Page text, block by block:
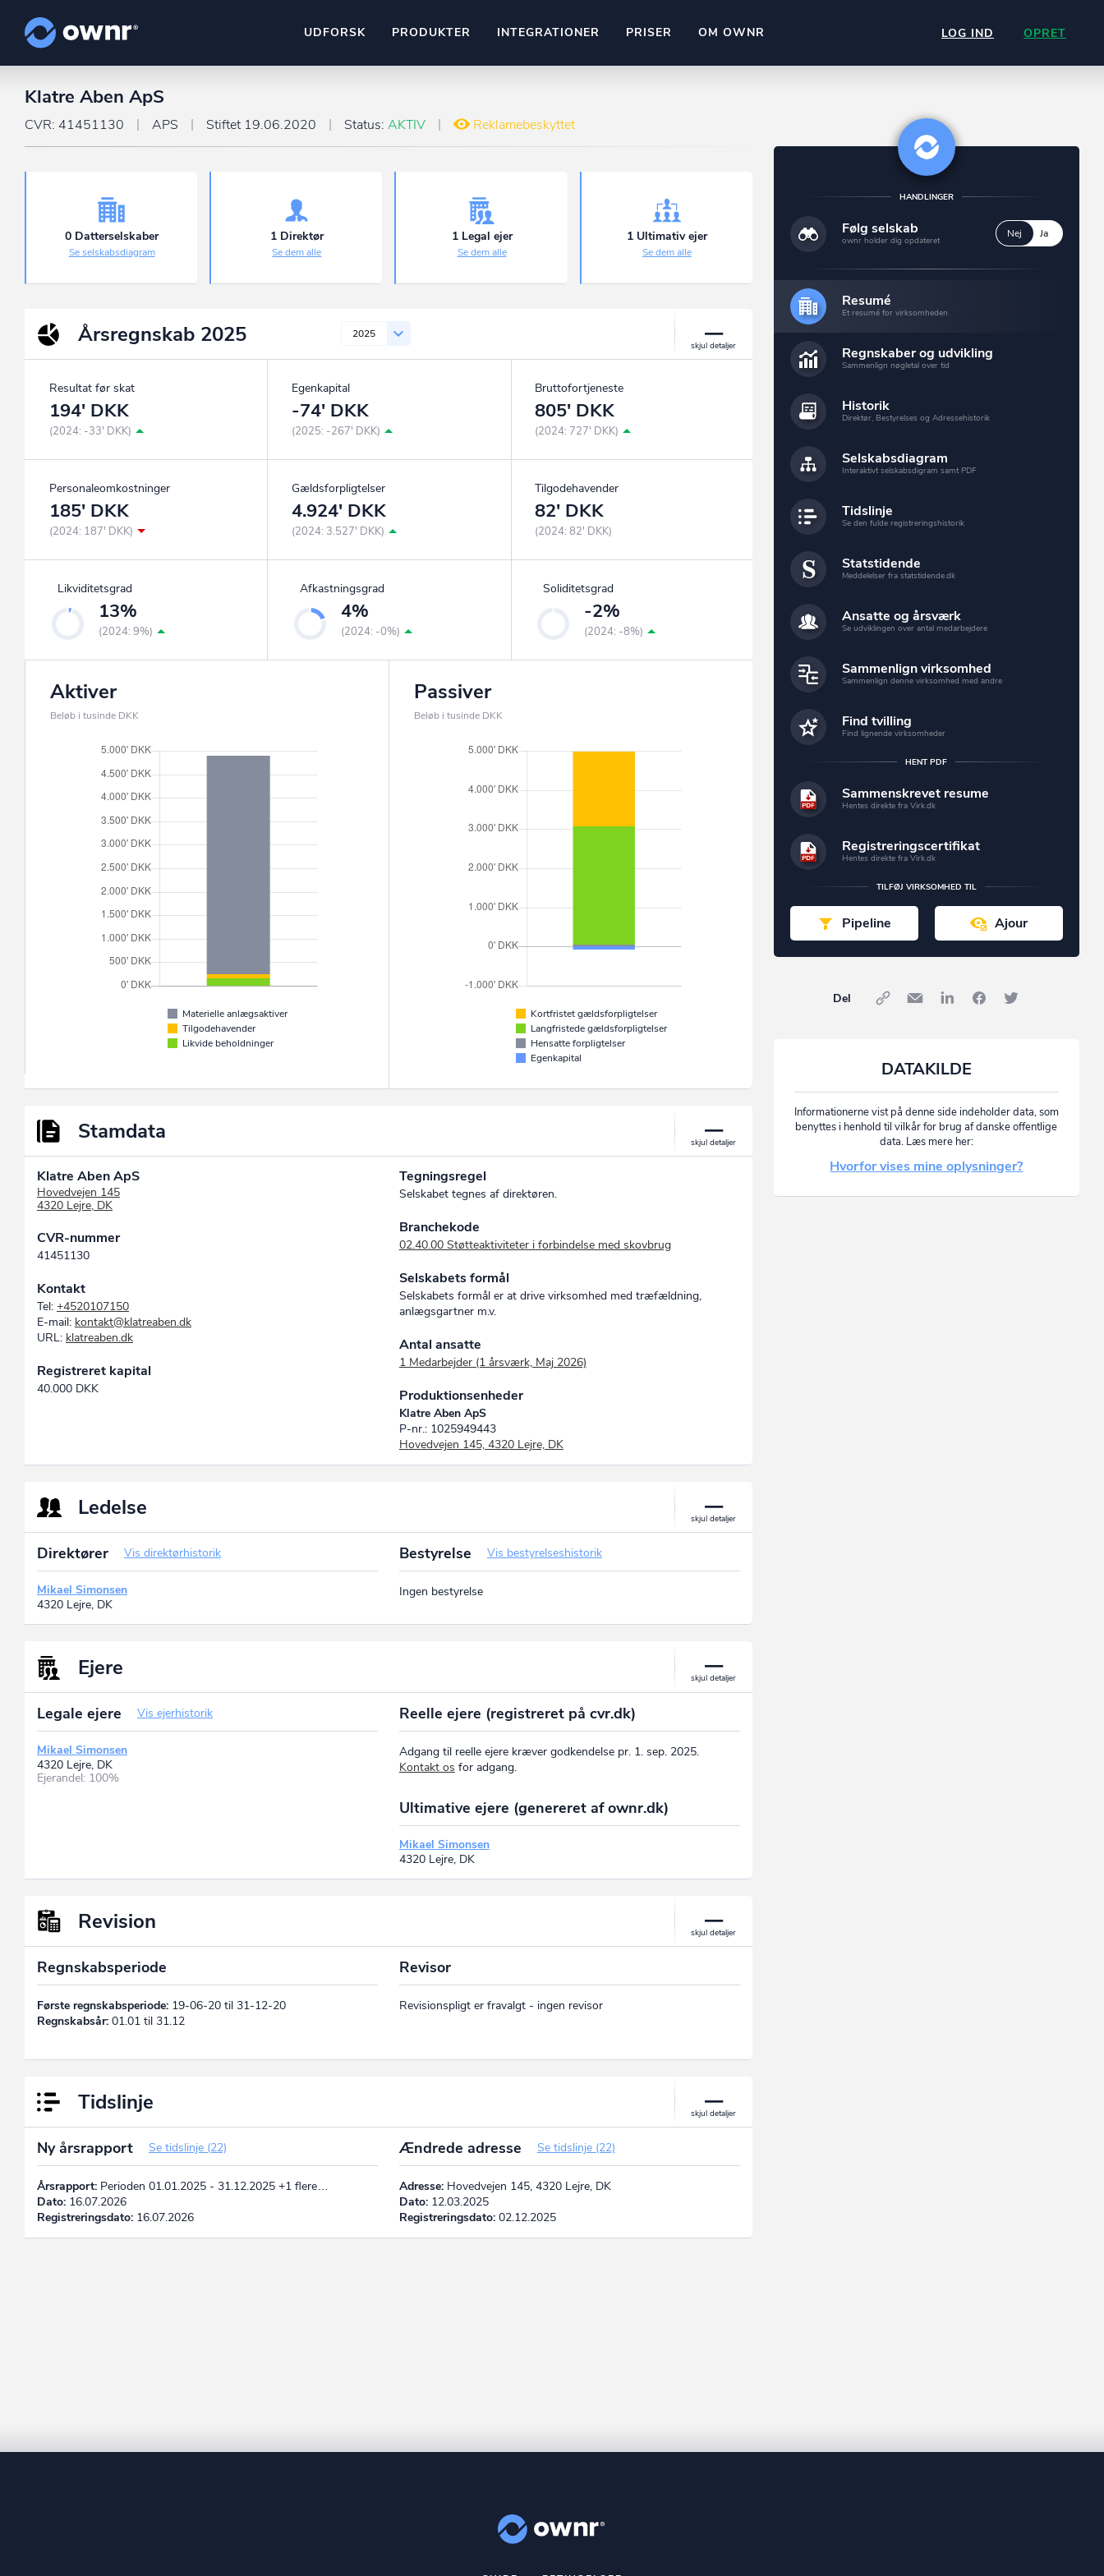
UDFORSK PRODUKTER
Hold dig opdateret og compliant
ownr Pipeline
Identificer salgsklare kundeemner
INTEGRATIONER
Kun fantasien sætter grænsen
Ownr ajour goes supersonic
PRISER OM OWNR LOG IND OPRET
Klatre Aben ApS
CVR: 41451130 APS Stiftet 19.06.2020 Status: AKTIV Reklamebeskyttet
0 Datterselskaber
Se selskabsdiagram
1 Direktør
Se dem alle
1 Legal ejer
Se dem alle
1 Ultimativ ejer
Se dem alle
Årsregnskab 2025 2025
Resultat før skat
194' DKK
(2024: -33' DKK)
Egenkapital
-74' DKK
(2025: -267' DKK)
Bruttofortjeneste
805' DKK
(2024: 727' DKK)
Personaleomkostninger
185' DKK
(2024: 187' DKK)
Gældsforpligtelser
4.924' DKK
(2024: 3.527' DKK)
Tilgodehavender
82' DKK
(2024: 82' DKK)
Likviditetsgrad
13%
(2024: 9%)
Afkastningsgrad
4%
(2024: -0%)
Soliditetsgrad
-2%
(2024: -8%)
Aktiver
Beløb i tusinde DKK
Materielle anlægsaktiver
Tilgodehavender
Likvide beholdninger
Passiver
Beløb i tusinde DKK
Kortfristet gældsforpligtelser
Langfristede gældsforpligtelser
Hensatte forpligtelser
Egenkapital
Stamdata
Klatre Aben ApS
Hovedvejen 145
4320 Lejre, DK
CVR-nummer
41451130
Kontakt
Tel: +4520107150
E-mail: kontakt@klatreaben.dk
URL: klatreaben.dk
Registreret kapital
40.000 DKK
Tegningsregel
Selskabet tegnes af direktøren.
Branchekode
02.40.00 Støtteaktiviteter i forbindelse med skovbrug
Selskabets formål
Selskabets formål er at drive virksomhed med træfældning,
anlægsgartner m.v.
Antal ansatte
1 Medarbejder (1 årsværk, Maj 2026)
Produktionsenheder
Klatre Aben ApS
P-nr.: 1025949443
Hovedvejen 145, 4320 Lejre, DK
Ledelse
Direktører Vis direktørhistorik
Mikael Simonsen
4320 Lejre, DK
Bestyrelse Vis bestyrelseshistorik
Ingen bestyrelse
Ejere
Legale ejere Vis ejerhistorik
Mikael Simonsen
4320 Lejre, DK
Ejerandel: 100%
Reelle ejere (registreret på cvr.dk)
Adgang til reelle ejere kræver godkendelse pr. 1. sep. 2025.
Kontakt os for adgang.
Ultimative ejere (genereret af ownr.dk)
Mikael Simonsen
4320 Lejre, DK
Revision
Regnskabsperiode
Første regnskabsperiode: 19-06-20 til 31-12-20
Regnskabsår: 01.01 til 31.12
Revisor
Revisionspligt er fravalgt - ingen revisor
Tidslinje
Ny årsrapport Se tidslinje (22)
Årsrapport: Perioden 01.01.2025 - 31.12.2025 +1 flere…
Dato: 16.07.2026
Registreringsdato: 16.07.2026
Ændrede adresse Se tidslinje (22)
Adresse:Hovedvejen 145, 4320 Lejre, DK
Dato:12.03.2025
Registreringsdato:02.12.2025
HANDLINGER
Følg selskab
ownr holder dig opdateret
Nej Ja
Resumé
Et resumé for virksomheden
Regnskaber og udvikling
Sammenlign nøgletal over tid
Historik
Direktør, Bestyrelses og Adressehistorik
Selskabsdiagram
Interaktivt selskabsdigram samt PDF
Tidslinje
Se den fulde registreringshistorik
Statstidende
Meddelelser fra statstidende.dk
Ansatte og årsværk
Se udviklingen over antal medarbejdere
Sammenlign virksomhed
Sammenlign denne virksomhed med andre
Find tvilling
Find lignende virksomheder
HENT PDF
Sammenskrevet resume
Hentes direkte fra Virk.dk
Registreringscertifikat
Hentes direkte fra Virk.dk
TILFØJ VIRKSOMHED TIL
Pipeline Ajour
Del
DATAKILDE
Informationerne vist på denne side indeholder data, som
benyttes i henhold til vilkår for brug af danske offentlige
data. Læs mere her:
Hvorfor vises mine oplysninger?